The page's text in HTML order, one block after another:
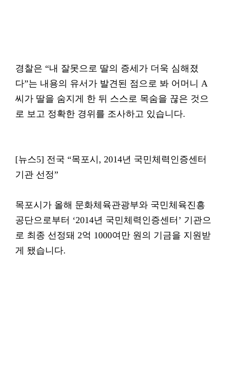
경찰은 “내 잘못으로 딸의 증세가 더욱 심해졌
다”는 내용의 유서가 발견된 점으로 봐 어머니 A
씨가 딸을 숨지게 한 뒤 스스로 목숨을 끊은 것으
로 보고 정확한 경위를 조사하고 있습니다.
[뉴스5] 전국 “목포시, 2014년 국민체력인증센터
기관 선정”
목포시가 올해 문화체육관광부와 국민체육진흥
공단으로부터 ‘2014년 국민체력인증센터’ 기관으
로 최종 선정돼 2억 1000여만 원의 기금을 지원받
게 됐습니다.